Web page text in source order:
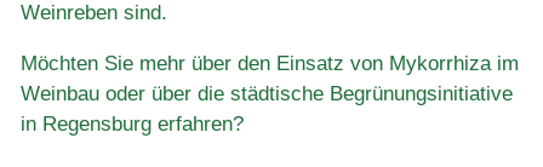
Weinreben sind.
Möchten Sie mehr über den Einsatz von Mykorrhiza im
Weinbau oder über die städtische Begrünungsinitiative
in Regensburg erfahren?